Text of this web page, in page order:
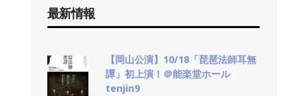
最新情報
【岡山公演】10/18「琵琶法師耳無
譚」初上演！＠能楽堂ホール
tenjin9